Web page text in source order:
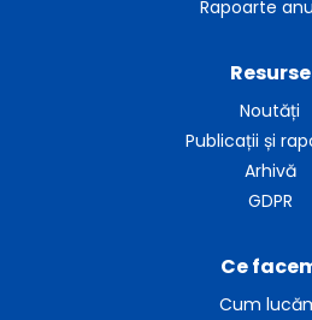
Rapoarte
Ce
Cum
Resurse
Noutăți
Publicații și
Arhivă
GDPR